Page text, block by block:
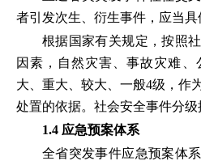
者引发次生、衍生事件，应当具
根据国家有关规定，按照
因素，自然灾害、事故灾难
大、重大、较大、一般4级，作
处置的依据。社会安全事件分级
1.4 应急预案体系
全省突发事件应急预案体